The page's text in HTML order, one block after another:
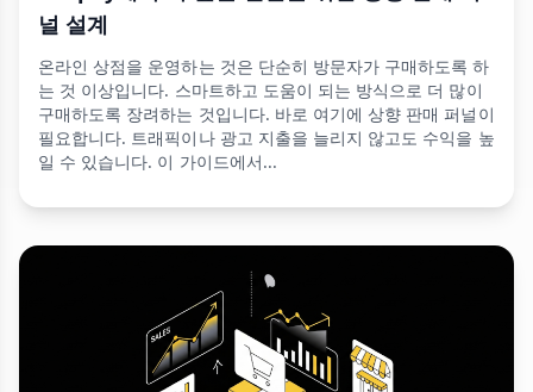
널 설계
온라인 상점을 운영하는 것은 단순히 방문자가 구매하도록 하
는 것 이상입니다. 스마트하고 도움이 되는 방식으로 더 많이
구매하도록 장려하는 것입니다. 바로 여기에 상향 판매 퍼널이
필요합니다. 트래픽이나 광고 지출을 늘리지 않고도 수익을 높
일 수 있습니다. 이 가이드에서...